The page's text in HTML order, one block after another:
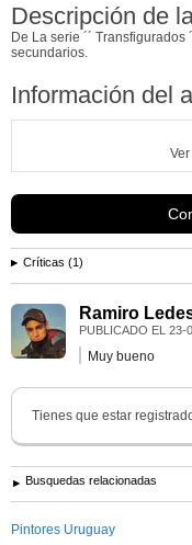
Descripción de
De La serie ´´
secundarios.
Información del
Críticas (1)
Ramiro
PUBLICADO EL 23-
Muy bueno
Tienes que estar
Busquedas relacionadas
Pintores Uruguay